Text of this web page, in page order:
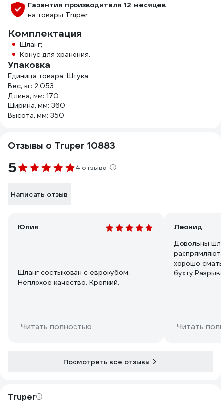
Гарантия производителя 12 месяцев
на товары Truper
Комплектация
Шланг;
Конус для хранения.
Упаковка
Единица товара: Штука
Вес, кг: 2.053
Длина, мм: 170
Ширина, мм: 360
Высота, мм: 350
Отзывы о Truper 10883
5 4 отзыва
Написать отзыв
Юлия
Шланг состыкован с еврокубом.
Неплохое качество. Крепкий.
Читать полностью
Леонид
Довольны
хорошо
Читать
Посмотреть все отзывы
Truper